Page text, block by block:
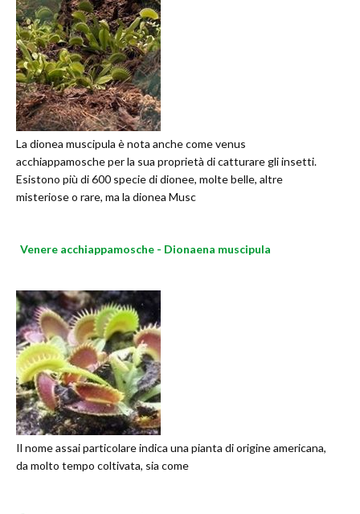
La dionea muscipula è nota anche come venus
acchiappamosche per la sua proprietà di catturare gli insetti.
Esistono più di 600 specie di dionee, molte belle, altre
misteriose o rare, ma la dionea Musc
Venere acchiappamosche - Dionaena muscipula
Il nome assai particolare indica una pianta di origine americana,
da molto tempo coltivata, sia come